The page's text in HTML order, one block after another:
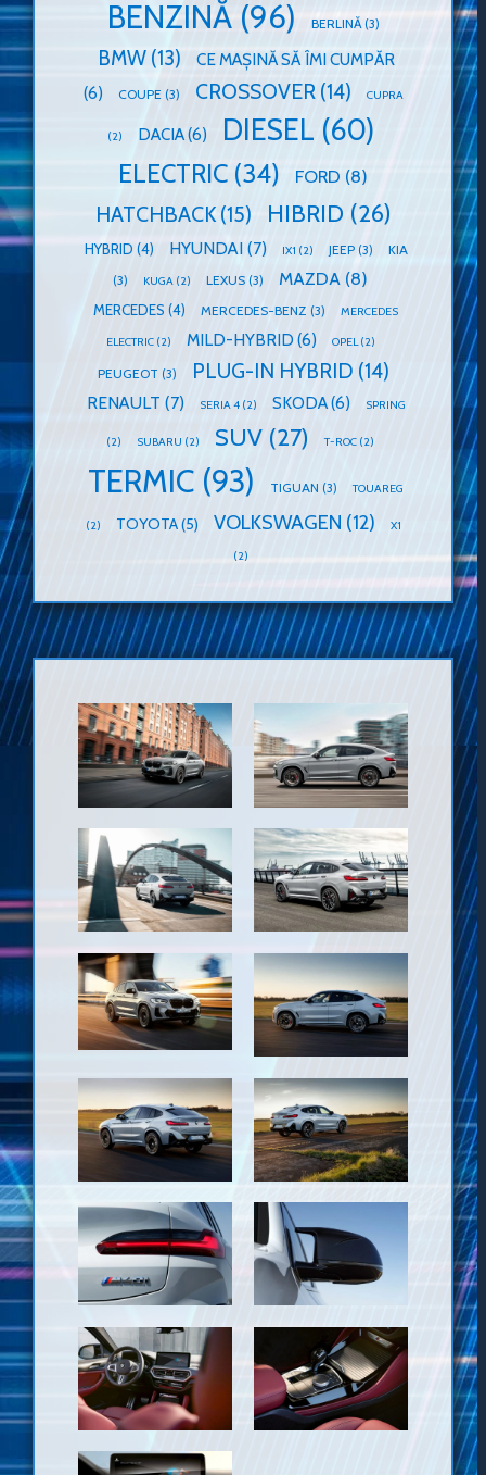
BENZINĂ(96) BERLINĂ(3)
BMW(13)
CE MAȘINĂ SĂ ÎMI CUMPĂR
(6)
COUPE (3) CROSSOVER(14) CUPRA
(2) DACIA(6) DIESEL (60)
ELECTRIC (34) FORD (8)
HATCHBACK(15) HIBRID (26)
HYBRID (4) HYUNDAI(7) IX1 (2) JEEP(3)
KIA
(3)
KUGA (2) LEXUS (3) MAZDA (8)
MERCEDES (4) MERCEDES-BENZ (3) MERCEDES
ELECTRIC(2) MILD-HYBRID (6) OPEL(2)
PEUGEOT (3) PLUG-IN HYBRID (14)
RENAULT (7) SERIA 4(2) SKODA(6) SPRING
(2) SUBARU (2) SUV (27) T-ROC (2)
TERMIC (93) TIGUAN (3) TOUAREG
(2) TOYOTA(5) VOLKSWAGEN (12) X1
(2)